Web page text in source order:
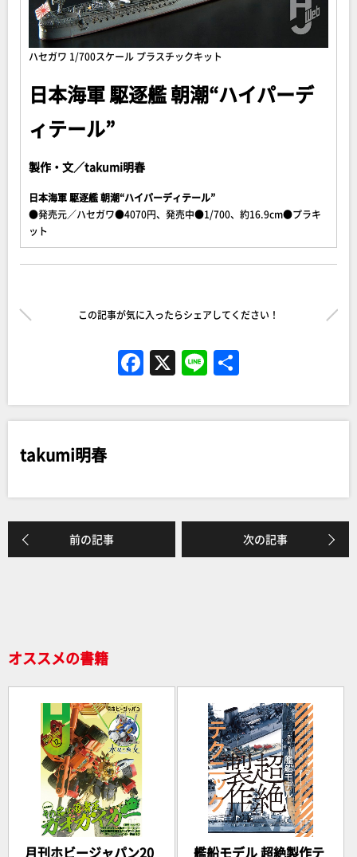
ハセガワ 1/700スケール プラスチックキット
日本海軍 駆逐艦 朝潮“ハイパーデ
ィテール”
製作・文／takumi明春
日本海軍 駆逐艦 朝潮“ハイパーディテール”
●発売元／ハセガワ●4070円、発売中●1/700、約16.9cm●プラキ
ット
この記事が気に入ったらシェアしてください！
F
a
c
o
o
X Li
n
e
takumi明春
前の記事 次の記事
オススメの書籍
月刊ホビージャパン20 艦船モデル 超絶製作テ